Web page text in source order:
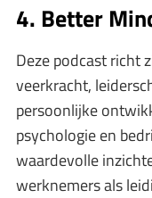
4. Better
Deze podcast richt
veerkracht,
persoonlijke
psychologie en
waardevolle
werknemers als